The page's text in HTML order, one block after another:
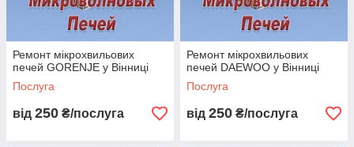
Ремонт мікрохвильових
печей GORENJE у Вінниці
Послуга
від 250 ₴/послуга
Ремонт мікрохвильових
печей DAEWOO у Вінниці
Послуга
від 250 ₴/послуга